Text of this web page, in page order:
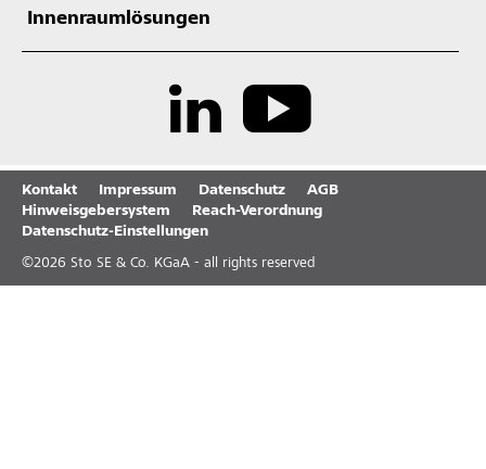
Innenraumlösungen
Kontakt Impressum Datenschutz
AGB
Hinweisgebersystem
Reach-Verordnung
Datenschutz-Einstellungen
©2026 Sto SE & Co. KGaA - all rights reserved